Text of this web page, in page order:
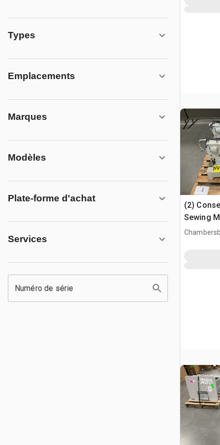
Types
Emplacements
Marques
Modèles
Plate-forme d'achat
Services
Numéro de série
(2)
Sewing